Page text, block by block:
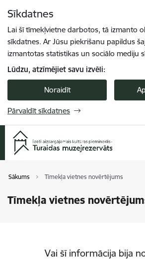
Sīkdatnes
Lai šī tīmekļvietne darbotos, tā izmanto
sīkdatnes. Ar Jūsu piekrišanu papildus
izmantotas statistikas un sociālo mediju
Lūdzu, atzīmējiet savu izvēli:
Noraidīt
Pārvaldīt sīkdatnes
Sākums Tīmekļa vietnes novērtējums
Tīmekļa vietnes
Vai šī informācija bija